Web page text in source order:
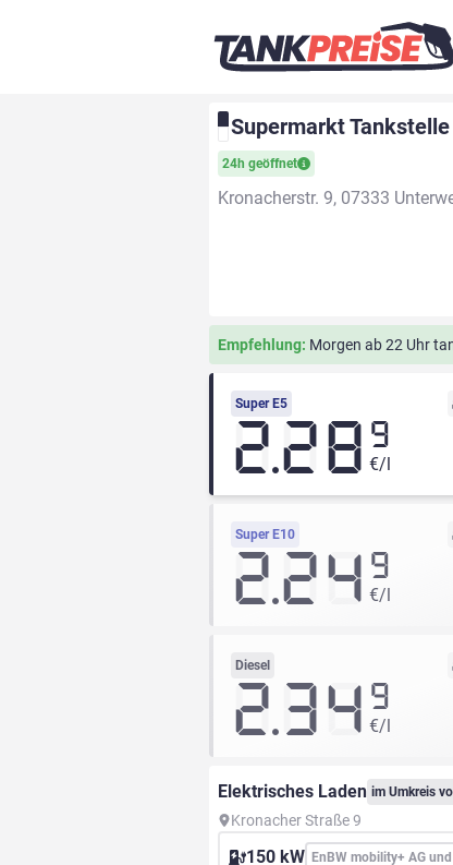
Supermarkt
24h geöffnet
Kronacherstr. 9, 07333
Empfehlung: Morgen ab 22 Uhr
Super E5
2.28 9
€/l
Super E10
2.24 9
€/l
Diesel
2.34 9
€/l
Elektrisches Laden im Umkreis
Kronacher Straße 9
150 kW EnBW mobility+ AG